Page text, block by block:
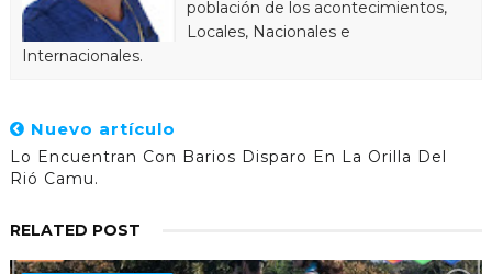
población de los acontecimientos,
Locales, Nacionales e
Internacionales.
Nuevo artículo
Lo Encuentran Con Barios Disparo En La Orilla Del
Rió Camu.
RELATED POST